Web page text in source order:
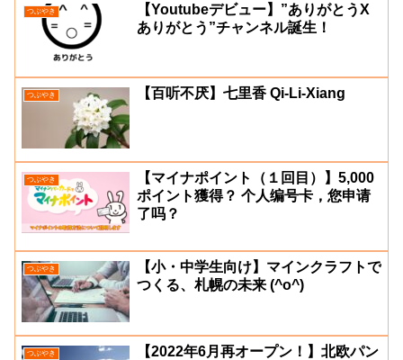
つぶやき
【Youtubeデビュー】”ありがとうX
ありがとう”チャンネル誕生！
つぶやき 【百听不厌】七里香 Qi-Li-Xiang
つぶやき
【マイナポイント（１回目）】5,000
ポイント獲得？ 个人编号卡，您申请
了吗？
つぶやき
【小・中学生向け】マインクラフトで
つくる、札幌の未来 (^o^)
つぶやき
【2022年6月再オープン！】北欧パン